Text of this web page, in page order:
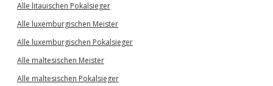
Alle litauischen Pokalsieger
Alle luxemburgischen Meister
Alle luxemburgischen Pokalsieger
Alle maltesischen Meister
Alle maltesischen Pokalsieger